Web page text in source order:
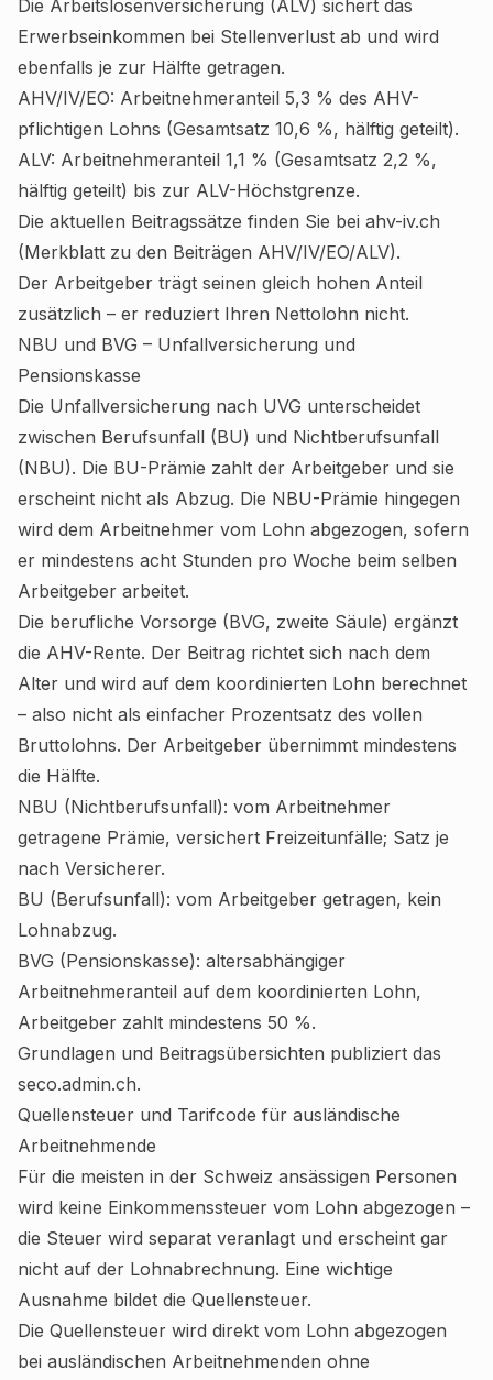
Die Arbeitslosenversicherung (ALV) sichert das
Erwerbseinkommen bei Stellenverlust ab und wird
ebenfalls je zur Hälfte getragen.
AHV/IV/EO: Arbeitnehmeranteil 5,3 % des AHV-
pflichtigen Lohns (Gesamtsatz 10,6 %, hälftig geteilt).
ALV: Arbeitnehmeranteil 1,1 % (Gesamtsatz 2,2 %,
hälftig geteilt) bis zur ALV-Höchstgrenze.
Die aktuellen Beitragssätze finden Sie bei ahv-iv.ch
(Merkblatt zu den Beiträgen AHV/IV/EO/ALV).
Der Arbeitgeber trägt seinen gleich hohen Anteil
zusätzlich – er reduziert Ihren Nettolohn nicht.
NBU und BVG – Unfallversicherung und
Pensionskasse
Die Unfallversicherung nach UVG unterscheidet
zwischen Berufsunfall (BU) und Nichtberufsunfall
(NBU). Die BU-Prämie zahlt der Arbeitgeber und sie
erscheint nicht als Abzug. Die NBU-Prämie hingegen
wird dem Arbeitnehmer vom Lohn abgezogen, sofern
er mindestens acht Stunden pro Woche beim selben
Arbeitgeber arbeitet.
Die berufliche Vorsorge (BVG, zweite Säule) ergänzt
die AHV-Rente. Der Beitrag richtet sich nach dem
Alter und wird auf dem koordinierten Lohn berechnet
– also nicht als einfacher Prozentsatz des vollen
Bruttolohns. Der Arbeitgeber übernimmt mindestens
die Hälfte.
NBU (Nichtberufsunfall): vom Arbeitnehmer
getragene Prämie, versichert Freizeitunfälle; Satz je
nach Versicherer.
BU (Berufsunfall): vom Arbeitgeber getragen, kein
Lohnabzug.
BVG (Pensionskasse): altersabhängiger
Arbeitnehmeranteil auf dem koordinierten Lohn,
Arbeitgeber zahlt mindestens 50 %.
Grundlagen und Beitragsübersichten publiziert das
seco.admin.ch.
Quellensteuer und Tarifcode für ausländische
Arbeitnehmende
Für die meisten in der Schweiz ansässigen Personen
wird keine Einkommenssteuer vom Lohn abgezogen –
die Steuer wird separat veranlagt und erscheint gar
nicht auf der Lohnabrechnung. Eine wichtige
Ausnahme bildet die Quellensteuer.
Die Quellensteuer wird direkt vom Lohn abgezogen
bei ausländischen Arbeitnehmenden ohne